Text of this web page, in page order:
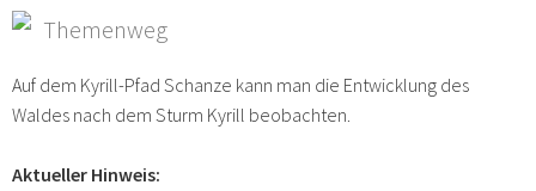
Themenweg
Auf dem Kyrill-Pfad Schanze kann man die Entwicklung des
Waldes nach dem Sturm Kyrill beobachten.
Aktueller Hinweis: